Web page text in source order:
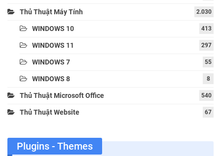
Thủ Thuật Máy Tính 2.030
WINDOWS 10 413
WINDOWS 11 297
WINDOWS 7 55
WINDOWS 8 8
Thủ Thuật Microsoft Office 540
Thủ Thuật Website 67
Plugins - Themes